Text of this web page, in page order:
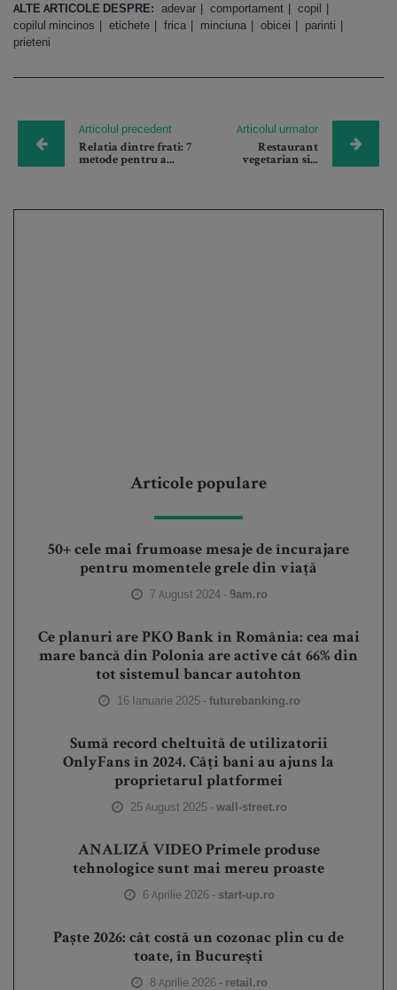
ALTE ARTICOLE DESPRE: adevar comportament
copil
copilul mincinos
etichete frica minciuna obicei
parinti
prieteni
Articolul precedent
Relatia dintre frati: 7
metode pentru a...
Articolul urmator
Restaurant
vegetarian si...
Articole populare
50+ cele mai frumoase mesaje de încurajare
pentru momentele grele din viață
7 August 2024 -9am.ro
Ce planuri are PKO Bank în România: cea mai
mare bancă din Polonia are active cât 66% din
tot sistemul bancar autohton
16 Ianuarie 2025 -futurebanking.ro
Sumă record cheltuită de utilizatorii
OnlyFans în 2024. Câți bani au ajuns la
proprietarul platformei
25 August 2025 -wall-street.ro
ANALIZĂ VIDEO Primele produse
tehnologice sunt mai mereu proaste
6 Aprilie 2026 - start-up.ro
Paște 2026: cât costă un cozonac plin cu de
toate, în București
8 Aprilie 2026 - retail.ro